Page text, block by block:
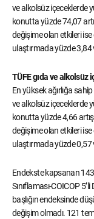
ve alkolsüz içeceklerde
konutta yüzde 74,07
değişime olan etkileri
ulaştırmada yüzde
TÜFE gıda ve alkolsüz
En yüksek ağırlığa
ve alkolsüz içeceklerde
konutta yüzde 4,66
değişime olan etkileri
ulaştırmada yüzde
Endekste kapsanan
Sınıflaması-COICOP
başlığın endeksinde
değişim olmadı. 121